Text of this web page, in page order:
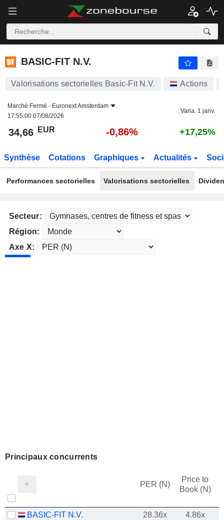
BASIC-FIT N.V.
BASIC-FIT N.V.
Valorisations sectorielles Basic-Fit N.V. Actions
Marché Fermé - Euronext Amsterdam
17:55:00 07/08/2026
Varia. 1 janv.
34,66 EUR -0,86% +17,25%
Synthèse Cotations Graphiques Actualités
Performances sectorielles Valorisations sectorielles
Secteur:
Région:
Axe X:
Principaux concurrents
PER (N)
Price to
Book (N)
BASIC-FIT N.V. 28.36x
4.86x